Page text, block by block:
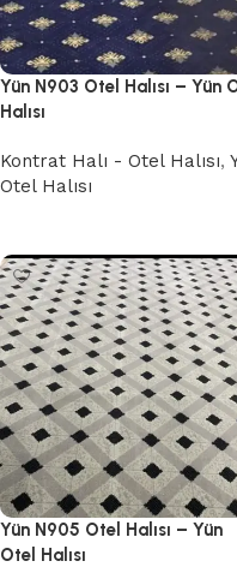
Yün N903 Otel Halısı – Yün
Halısı
Kontrat Halı - Otel Halısı,
Otel Halısı
Yün N905 Otel Halısı – Yün
Otel Halısı